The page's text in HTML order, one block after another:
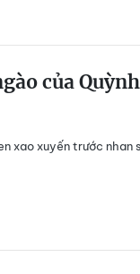
của Quỳnh
xao xuyến trước nhan